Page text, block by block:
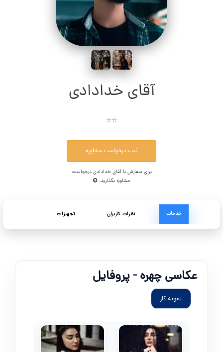
آقای خدادادی
⭐⭐
ثبت درخواست مشاوره
برای سفارش با آقای خدادادی درخواست
مشاوره بگذارید.
خدمات نظرات کاربران تجهیزات
عکاسی چهره - پروفایل
نمونه کار